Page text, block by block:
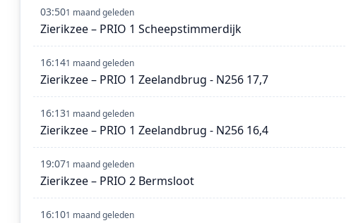
03:501 maand geleden
Zierikzee – PRIO 1 Scheepstimmerdijk
16:141 maand geleden
Zierikzee – PRIO 1 Zeelandbrug - N256 17,7
16:131 maand geleden
Zierikzee – PRIO 1 Zeelandbrug - N256 16,4
19:071 maand geleden
Zierikzee – PRIO 2 Bermsloot
16:101 maand geleden